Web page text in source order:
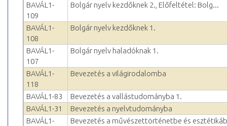
BAVÁL1-
109
Bolgár nyelv kezdőknek 2., Előfeltétel: Bolg...
BAVÁL1-
108
Bolgár nyelv kezdőknek 1.
BAVÁL1-
107
Bolgár nyelv haladóknak 1.
BAVÁL1-
118
Bevezetés a világirodalomba
BAVÁL1-83
Bevezetés a vallástudományba 1.
BAVÁL1-31
Bevezetés a nyelvtudományba
BAVÁL1-
Bevezetés a művészettörténetbe és